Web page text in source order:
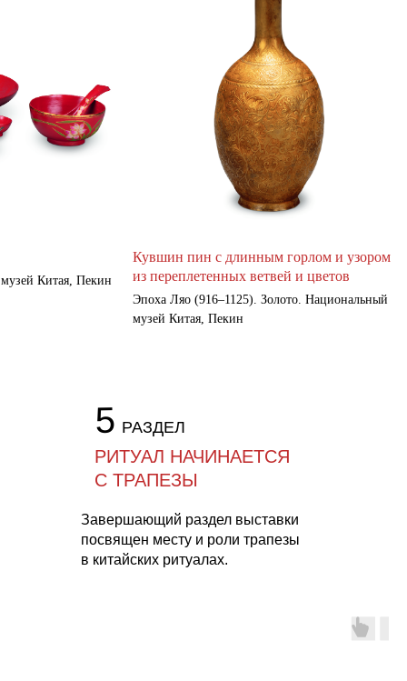
Китая, Пекин
Кувшин пин с длинным горлом и узором
из переплетенных ветвей и цветов
Эпоха Ляо (916–1125). Золото. Национальный
музей Китая, Пекин
5 РАЗДЕЛ
РИТУАЛ НАЧИНАЕТСЯ
С ТРАПЕЗЫ
Завершающий раздел выставки
посвящен месту и роли трапезы
в китайских ритуалах.